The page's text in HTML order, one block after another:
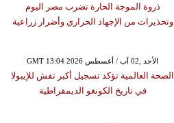
ذروة الموجة الحارة تضرب مصر اليوم
وتحذيرات من الإجهاد الحراري وأضرار زراعية
GMT 13:04 2026 الأحد ,02 آب / أغسطس
الصحة العالمية تؤكد تسجيل أكبر تفش للإيبولا
في تاريخ الكونغو الديمقراطية